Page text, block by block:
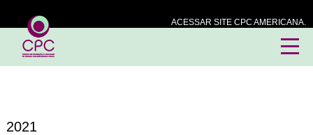
ACESSAR SITE CPC AMERICANA.
2021